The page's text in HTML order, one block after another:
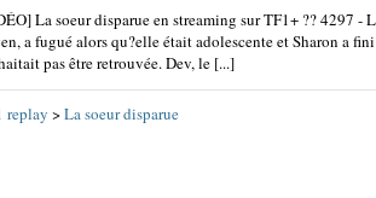
La soeur disparue en streaming sur TF1+ ?? 4297 -
a fugué alors qu?elle était adolescente et Sharon a
pas être retrouvée. Dev, le [...]
replay >La soeur disparue